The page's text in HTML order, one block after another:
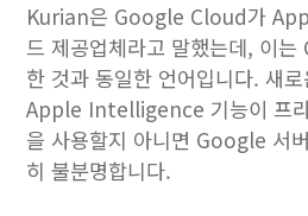
Kurian은 Google Cloud가
드 제공업체라고 말했는데, 이
한 것과 동일한 언어입니다. 새
‌Apple Intelligence‌ 기능이 프
을 사용할지 아니면 Google 서
히 불분명합니다.